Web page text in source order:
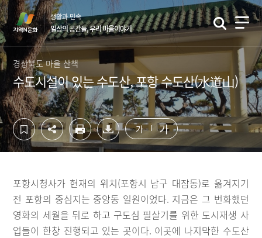
컨
텐
츠
영
역
로
가
기
하
단
영
역
바
가
기
생활과 민속
일상의 공간들, 우리 마을이야기
경상북도 마을 산책
수도시설이 있는 수도산, 포항 수도산(水道山)
가 가
포항시청사가 현재의 위치(포항시 남구 대잠동)로 옮겨지기
전 포항의 중심지는 중앙동 일원이었다. 지금은 그 번화했던
영화의 세월을 뒤로 하고 구도심 필살기를 위한 도시재생 사
업들이 한창 진행되고 있는 곳이다. 이곳에 나지막한 수도산